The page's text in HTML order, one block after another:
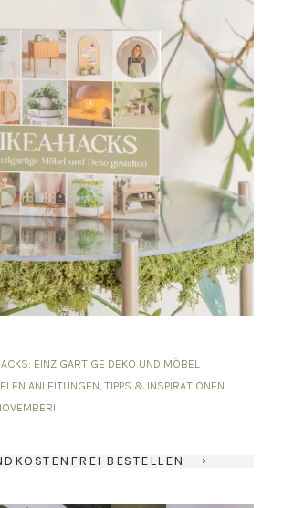
EINZIGARTIGE DEKO UND MÖBEL
ANLEITUNGEN, TIPPS & INSPIRATIONEN
BESTELLEN ⟶